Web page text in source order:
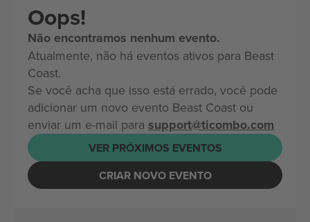
Oops!
Não encontramos nenhum evento.
Atualmente, não há eventos ativos para Beast
Coast.
Se você acha que isso está errado, você pode
adicionar um novo evento Beast Coast ou
enviar um e-mail para support@ticombo.com
VER PRÓXIMOS EVENTOS
CRIAR NOVO EVENTO